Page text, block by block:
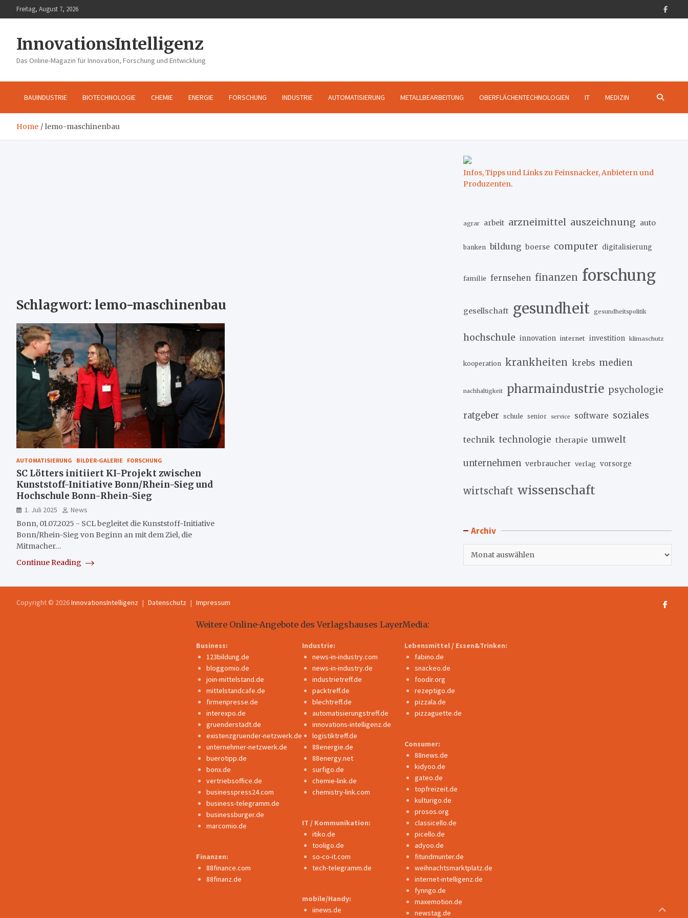
to
Freitag, August 7, 2026
InnovationsIntelligenz
Das Online-Magazin für Innovation, Forschung und Entwicklung
BAUINDUSTRIE BIOTECHNOLOGIE CHEMIE ENERGIE FORSCHUNG INDUSTRIE AUTOMATISIERUNG METALLBEARBEITUNG OBERFLÄCHENTECHNOLOGIEN IT MEDIZIN
Home lemo-maschinenbau
Schlagwort: lemo-maschinenbau
AUTOMATISIERUNG BILDER-GALERIE FORSCHUNG
SC Lötters initiiert KI-Projekt zwischen
Kunststoff-Initiative Bonn/Rhein-Sieg und
Hochschule Bonn-Rhein-Sieg
1. Juli 2025
News
Bonn, 01.07.2025 - SCL begleitet die Kunststoff-Initiative
Bonn/Rhein-Sieg von Beginn an mit dem Ziel, die
Mitmacher…
Continue Reading
Infos, Tipps und Links zu Feinsnacker, Anbietern und
Produzenten.
agrar arbeit arzneimittel auszeichnung auto
banken bildung boerse computer digitalisierung
familie fernsehen finanzen forschung
gesellschaft gesundheit gesundheitspolitik
hochschule innovation internet investition klimaschutz
kooperation krankheiten krebs medien
nachhaltigkeit pharmaindustrie psychologie
ratgeber schule senior service software soziales
technik technologie therapie umwelt
unternehmen verbraucher verlag vorsorge
wirtschaft wissenschaft
Archiv
Copyright © 2026InnovationsIntelligenz Datenschutz Impressum
Weitere Online-Angebote des Verlagshauses LayerMedia:
Business:
123bildung.de
bloggomio.de
join-mittelstand.de
mittelstandcafe.de
firmenpresse.de
interexpo.de
gruenderstadt.de
existenzgruender-netzwerk.de
unternehmer-netzwerk.de
buerotipp.de
bonx.de
vertriebsoffice.de
businesspress24.com
business-telegramm.de
businessburger.de
marcomio.de
Finanzen:
88finance.com
88finanz.de
Industrie:
news-in-industry.com
news-in-industry.de
industrietreff.de
packtreff.de
blechtreff.de
automatisierungstreff.de
innovations-intelligenz.de
logistiktreff.de
88energie.de
88energy.net
surfigo.de
chemie-link.de
chemistry-link.com
IT / Kommunikation:
itiko.de
tooligo.de
so-co-it.com
tech-telegramm.de
mobile/Handy:
iinews.de
Lebensmittel / Essen&Trinken:
fabino.de
snackeo.de
foodir.org
rezeptigo.de
pizzala.de
pizzaguette.de
Consumer:
88news.de
kidyoo.de
gateo.de
topfreizeit.de
kulturigo.de
prosos.org
classicello.de
picello.de
adyoo.de
fitundmunter.de
weihnachtsmarktplatz.de
internet-intelligenz.de
fynngo.de
maxemotion.de
newstag.de